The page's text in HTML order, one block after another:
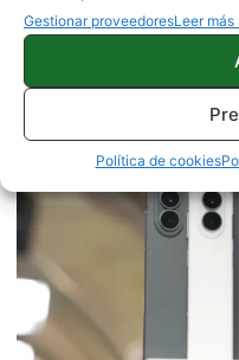
Gestionar proveedoresLeer
Política de cookies
verde que tanto esconde.
actualidad. Me gusta
tecnología. Los gusanos
Enamorado de lo que